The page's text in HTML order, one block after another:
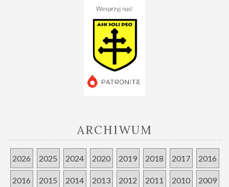
ARCHIWUM
2026 2025 2024 2020 2019 2018 2017 2016
2016 2015 2014 2013 2012 2011 2010 2009